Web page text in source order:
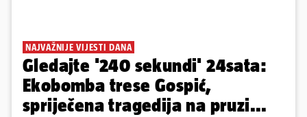
NAJVAŽNIJE VIJESTI DANA
Gledajte '240 sekundi' 24sata:
Ekobomba trese Gospić,
spriječena tragedija na pruzi...